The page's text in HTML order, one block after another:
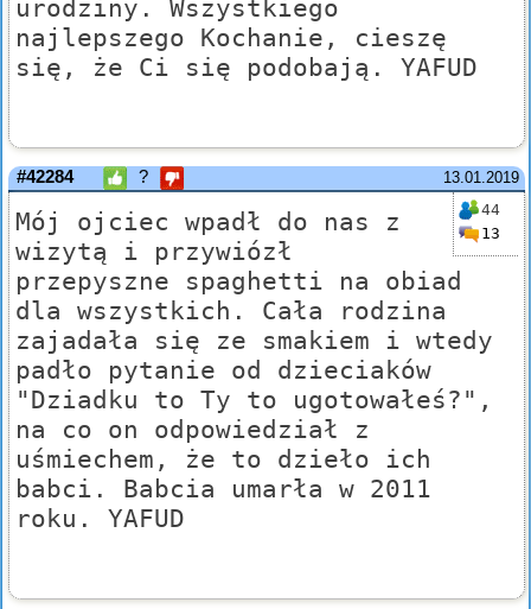
urodziny. Wszystkiego
najlepszego Kochanie, cieszę
się, że Ci się podobają. YAFUD
13.01.2019
#42284 ?
44
13
Mój ojciec wpadł do nas z
wizytą i przywiózł
przepyszne spaghetti na obiad
dla wszystkich. Cała rodzina
zajadała się ze smakiem i wtedy
padło pytanie od dzieciaków
"Dziadku to Ty to ugotowałeś?",
na co on odpowiedział z
uśmiechem, że to dzieło ich
babci. Babcia umarła w 2011
roku. YAFUD